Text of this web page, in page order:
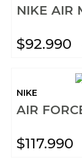
NIKE AIR
$92.990
NIKE
AIR
$117.990